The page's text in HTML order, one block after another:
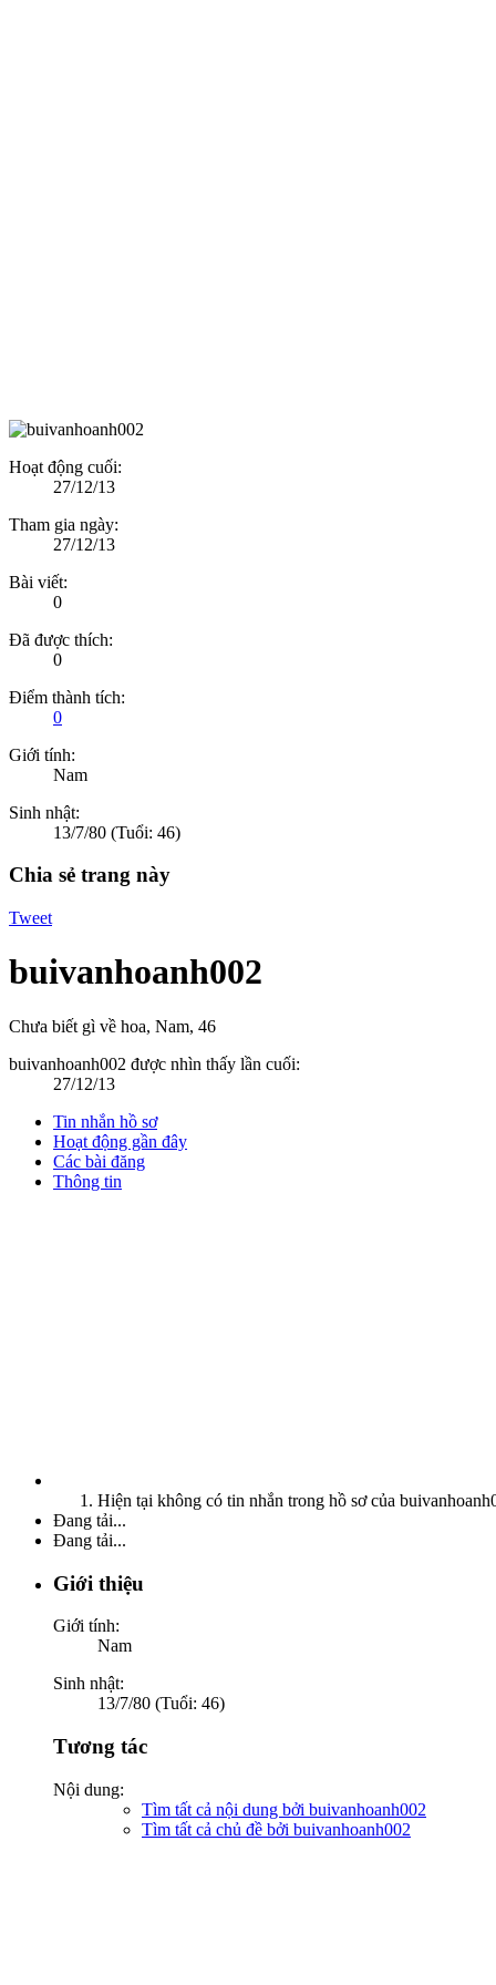
Hoạt động cuối:
27/12/13
Tham gia ngày:
27/12/13
Bài viết:
0
Đã được thích:
0
Điểm thành tích:
0
Giới tính:
Nam
Sinh nhật:
13/7/80 (Tuổi: 46)
Chia sẻ trang này
Tweet
buivanhoanh002
Chưa biết gì về hoa, Nam, 46
buivanhoanh002 được nhìn thấy lần cuối:
27/12/13
Tin nhắn hồ sơ
Hoạt động gần đây
Các bài đăng
Thông tin
Hiện tại không có tin nhắn trong hồ sơ của
Đang tải...
Đang tải...
Giới thiệu
Giới tính:
Nam
Sinh nhật:
13/7/80 (Tuổi: 46)
Tương tác
Nội dung:
Tìm tất cả nội dung bởi buivanhoanh002
Tìm tất cả chủ đề bởi buivanhoanh002